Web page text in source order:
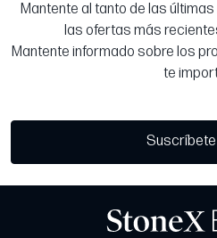
Mantente al tanto de las
las ofertas más
Mantente informado sobre los
te
Suscríbete